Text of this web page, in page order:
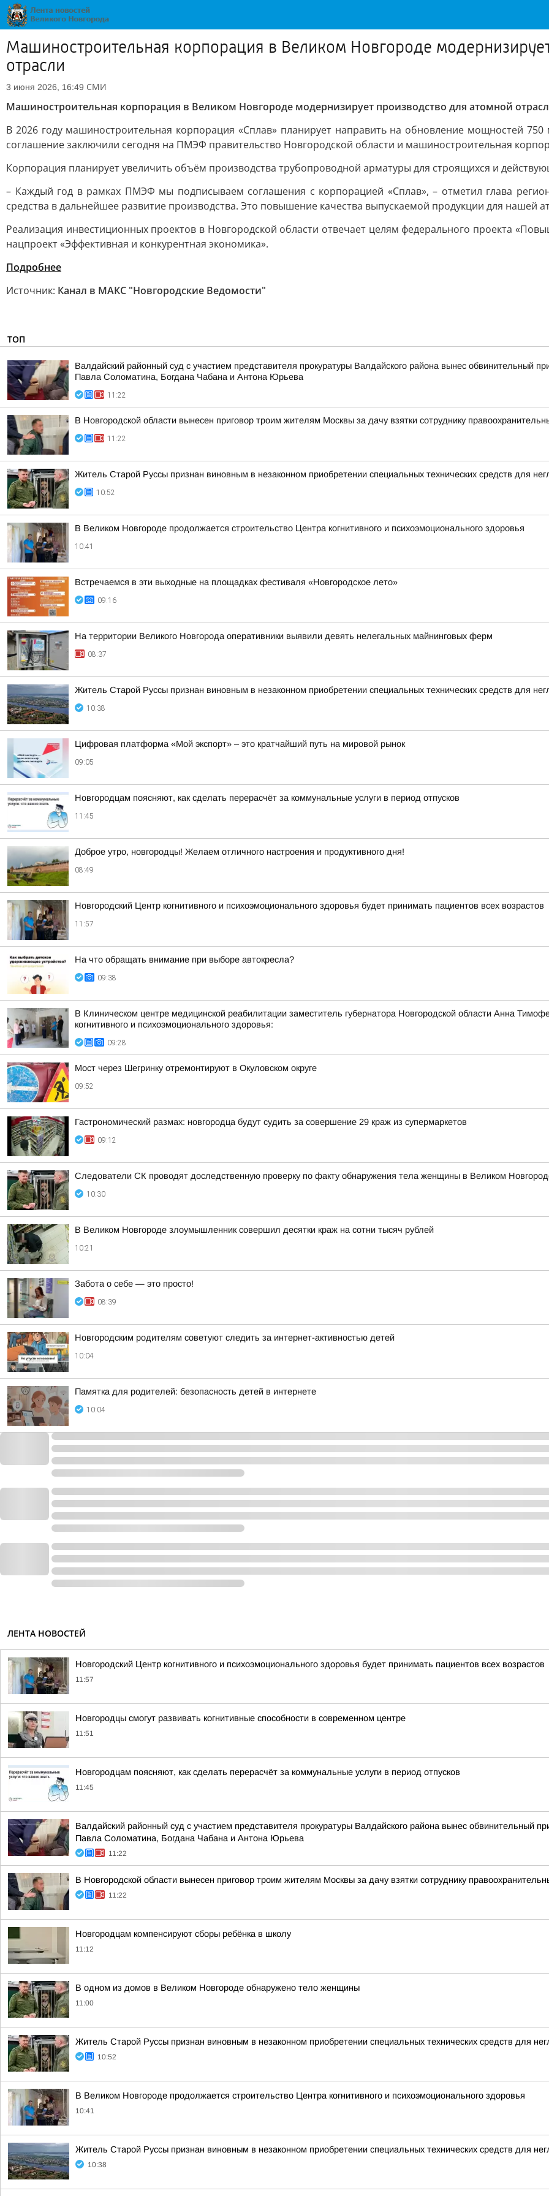
Машиностроительная корпорация в Великом Новгороде
отрасли
3 июня 2026, 16:49 СМИ
Машиностроительная корпорация в Великом Новгороде модернизирует производство для атомной
В 2026 году машиностроительная корпорация «Сплав» планирует направить на обновление мощностей
соглашение заключили сегодня на ПМЭФ правительство Новгородской области и машиностроительная
Корпорация планирует увеличить объём производства трубопроводной арматуры для строящихся и
– Каждый год в рамках ПМЭФ мы подписываем соглашения с корпорацией «Сплав», – отметил глава
средства в дальнейшее развитие производства. Это повышение качества выпускаемой продукции для нашей
Реализация инвестиционных проектов в Новгородской области отвечает целям федерального проекта
нацпроект «Эффективная и конкурентная экономика».
Подробнее
Источник: Канал в МАКС "Новгородские Ведомости"
ТОП
Валдайский районный суд с участием представителя прокуратуры Валдайского района вынес обвинительный
Павла Соломатина, Богдана Чабана и Антона Юрьева
11:22
В Новгородской области вынесен приговор троим жителям Москвы за дачу взятки сотруднику
11:22
Житель Старой Руссы признан виновным в незаконном приобретении специальных технических средств для
10:52
В Великом Новгороде продолжается строительство Центра когнитивного и психоэмоционального здоровья
10:41
Встречаемся в эти выходные на площадках фестиваля «Новгородское лето»
09:16
На территории Великого Новгорода оперативники выявили девять нелегальных майнинговых ферм
08:37
Житель Старой Руссы признан виновным в незаконном приобретении специальных технических средств для
10:38
Цифровая платформа «Мой экспорт» – это кратчайший путь на мировой рынок
09:05
Новгородцам поясняют, как сделать перерасчёт за коммунальные услуги в период отпусков
11:45
Доброе утро, новгородцы! Желаем отличного настроения и продуктивного дня!
08:49
Новгородский Центр когнитивного и психоэмоционального здоровья будет принимать пациентов всех возрастов
11:57
На что обращать внимание при выборе автокресла?
09:38
В Клиническом центре медицинской реабилитации заместитель губернатора Новгородской области Анна
когнитивного и психоэмоционального здоровья:
09:28
Мост через Шегринку отремонтируют в Окуловском округе
09:52
Гастрономический размах: новгородца будут судить за совершение 29 краж из супермаркетов
09:12
Следователи СК проводят доследственную проверку по факту обнаружения тела женщины в Великом
10:30
В Великом Новгороде злоумышленник совершил десятки краж на сотни тысяч рублей
10:21
Забота о себе — это просто!
08:39
Новгородским родителям советуют следить за интернет-активностью детей
10:04
Памятка для родителей: безопасность детей в интернете
10:04
ЛЕНТА НОВОСТЕЙ
Новгородский Центр когнитивного и психоэмоционального здоровья будет принимать пациентов всех возрастов
11:57
Новгородцы смогут развивать когнитивные способности в современном центре
11:51
Новгородцам поясняют, как сделать перерасчёт за коммунальные услуги в период отпусков
11:45
Валдайский районный суд с участием представителя прокуратуры Валдайского района вынес обвинительный
Павла Соломатина, Богдана Чабана и Антона Юрьева
11:22
В Новгородской области вынесен приговор троим жителям Москвы за дачу взятки сотруднику
11:22
Новгородцам компенсируют сборы ребёнка в школу
11:12
В одном из домов в Великом Новгороде обнаружено тело женщины
11:00
Житель Старой Руссы признан виновным в незаконном приобретении специальных технических средств для
10:52
В Великом Новгороде продолжается строительство Центра когнитивного и психоэмоционального здоровья
10:41
Житель Старой Руссы признан виновным в незаконном приобретении специальных технических средств для
10:38